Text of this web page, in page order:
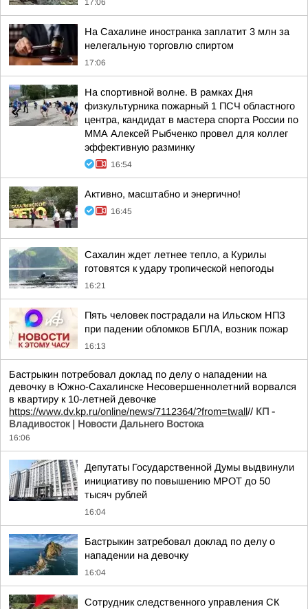
17:06
На Сахалине иностранка заплатит 3 млн за
нелегальную торговлю спиртом
17:06
На спортивной волне. В рамках Дня
физкультурника пожарный 1 ПСЧ областного
центра, кандидат в мастера спорта России по
ММА Алексей Рыбченко провел для коллег
эффективную разминку
16:54
Активно, масштабно и энергично!
16:45
Сахалин ждет летнее тепло, а Курилы
готовятся к удару тропической непогоды
16:21
Пять человек пострадали на Ильском НПЗ
при падении обломков БПЛА, возник пожар
16:13
Бастрыкин потребовал доклад по делу о нападении на
девочку в Южно-Сахалинске Несовершеннолетний ворвался
в квартиру к 10-летней девочке
https://www.dv.kp.ru/online/news/7112364/?from=twall// КП -
Владивосток | Новости Дальнего Востока
16:06
Депутаты Государственной Думы выдвинули
инициативу по повышению МРОТ до 50
тысяч рублей
16:04
Бастрыкин затребовал доклад по делу о
нападении на девочку
16:04
Сотрудник следственного управления СК